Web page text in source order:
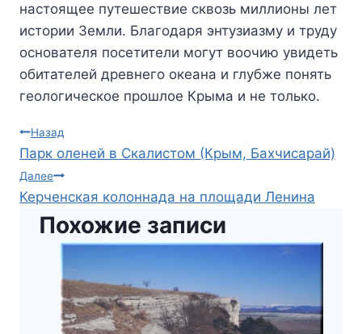
настоящее путешествие сквозь миллионы лет
истории Земли. Благодаря энтузиазму и труду
основателя посетители могут воочию увидеть
обитателей древнего океана и глубже понять
геологическое прошлое Крыма и не только.
Навигация
по
записям
Назад
Парк оленей в Скалистом (Крым, Бахчисарай)
Далее
Керченская колоннада на площади Ленина
Похожие записи